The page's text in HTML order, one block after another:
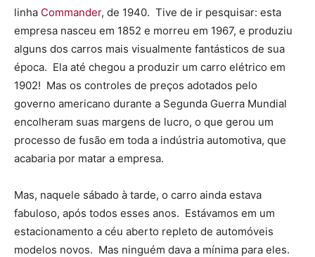
linha Commander, de 1940. Tive de ir pesquisar: esta
empresa nasceu em 1852 e morreu em 1967, e produziu
alguns dos carros mais visualmente fantásticos de sua
época. Ela até chegou a produzir um carro elétrico em
1902! Mas os controles de preços adotados pelo
governo americano durante a Segunda Guerra Mundial
encolheram suas margens de lucro, o que gerou um
processo de fusão em toda a indústria automotiva, que
acabaria por matar a empresa.
Mas, naquele sábado à tarde, o carro ainda estava
fabuloso, após todos esses anos. Estávamos em um
estacionamento a céu aberto repleto de automóveis
modelos novos. Mas ninguém dava a mínima para eles.